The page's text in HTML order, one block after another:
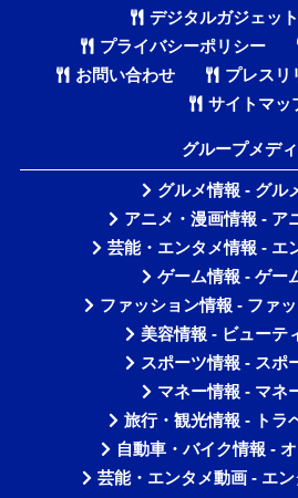
デジタルガジェッ
プライバシーポリシー
お問い合わせ
プレスリ
サイトマッ
グループメデ
グルメ情報 - グル
アニメ・漫画情報 - ア
芸能・エンタメ情報 - エ
ゲーム情報 - ゲー
ファッション情報 - ファ
美容情報 - ビューテ
スポーツ情報 - スポ
マネー情報 - マネ
旅行・観光情報 - トラ
自動車・バイク情報 -
芸能・エンタメ動画 - エ